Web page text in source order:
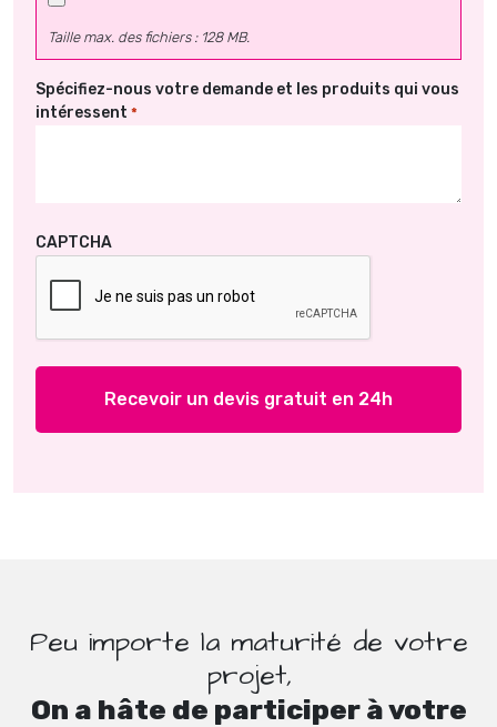
Taille max. des fichiers : 128 MB.
Spécifiez-nous votre demande et les produits qui vous
intéressent *
CAPTCHA
Peu importe la maturité de votre
projet,
On a hâte de participer à votre